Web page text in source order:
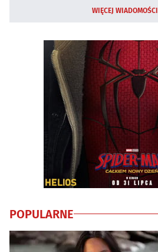
WIĘCEJ WIADOMOŚCI
POPULARNE